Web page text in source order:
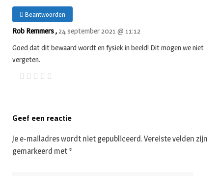
Beantwoorden
Rob Remmers ,24 september 2021 @ 11:12
Goed dat dit bewaard wordt en fysiek in beeld! Dit mogen we niet
vergeten.
Geef een reactie
Je e-mailadres wordt niet gepubliceerd.Vereiste velden zijn
gemarkeerd met *